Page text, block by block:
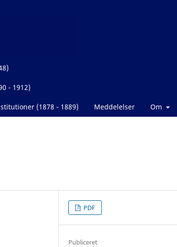
- 1912)
(1878 - 1889) Meddelelser Om
PDF
Publiceret